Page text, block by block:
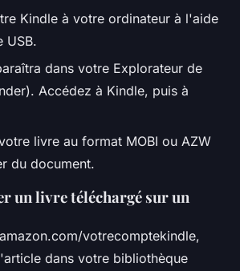
Kindle à votre ordinateur à l'aide
USB.
dans votre Explorateur de
Accédez à Kindle, puis à
livre au format MOBI ou AZW
du document.
un livre téléchargé sur un
votrecomptekindle,
dans votre bibliothèque